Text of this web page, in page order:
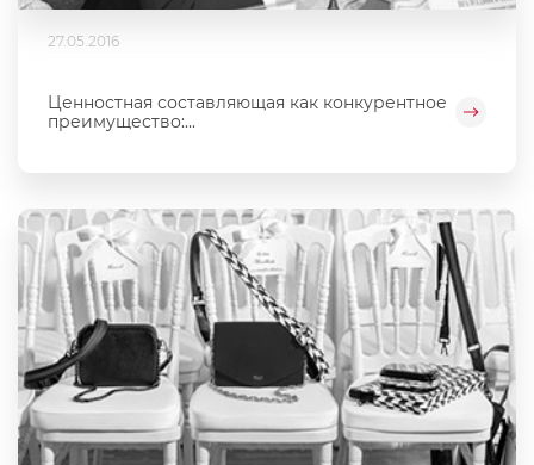
27.05.2016
Ценностная составляющая как конкурентное
преимущество:...